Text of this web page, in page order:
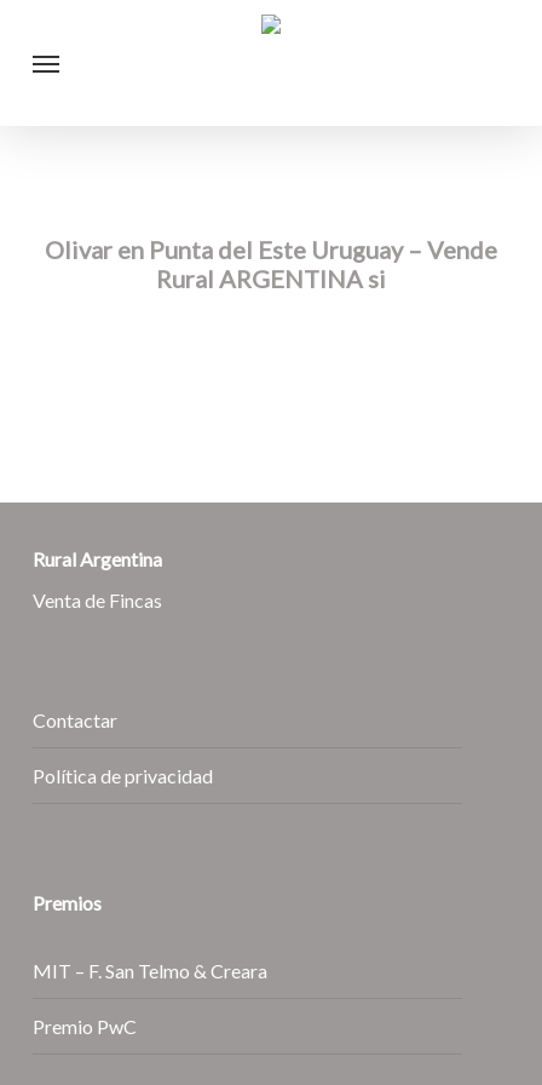
Menu
Olivar en Punta del Este Uruguay – Vende
Rural ARGENTINA si
Rural Argentina
Venta de Fincas
Contactar
Política de privacidad
Premios
MIT – F. San Telmo & Creara
Premio PwC